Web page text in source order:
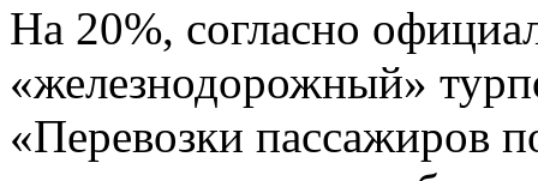
Нa 20%, согласно
«железнодорожный»
«Перевозки пассажиров